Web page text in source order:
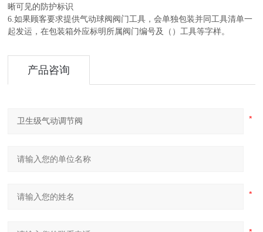
晰可见的防护标识
6.如果顾客要求提供气动球阀阀门工具，会单独包装并同工具清单一
起发运，在包装箱外应标明所属阀门编号及（）工具等字样。
产品咨询